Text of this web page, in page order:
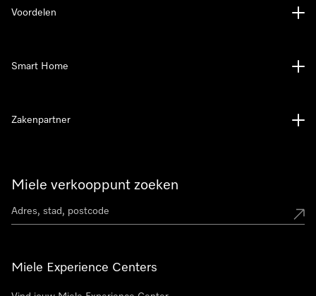
Miele verkooppunt zoeken
Miele Experience Centers
Voordelen
Smart Home
Zakenpartner